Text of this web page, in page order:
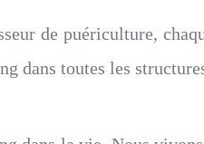
de puériculture,
dans toutes les